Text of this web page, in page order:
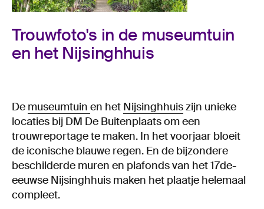
Trouwfoto's in de museumtuin
en het Nijsinghhuis
De museumtuin en het Nijsinghhuiszijn unieke
locaties bij DM De Buitenplaats om een
trouwreportage te maken. In het voorjaar bloeit
de iconische blauwe regen. En de bijzondere
beschilderde muren en plafonds van het 17de-
eeuwse Nijsinghhuis maken het plaatje helemaal
compleet.